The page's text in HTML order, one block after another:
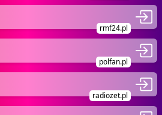
rmf24.pl
polfan.pl
radiozet.pl